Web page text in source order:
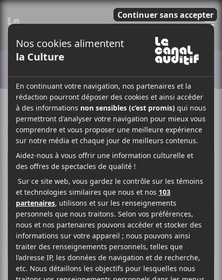
26 OCTOBRE 2020
PARLOUIS-PHILIPPE LABRÈCHE
F
A
E
B
O
K
T
W
T
T
R
P
A
T
A
E
R